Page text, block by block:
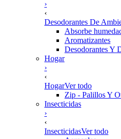
›
‹
Desodorantes De
Absorbe
Aromatizantes
Desodorantes Y
Hogar
›
‹
HogarVer todo
Zip - Palillos Y
Insecticidas
›
‹
InsecticidasVer todo